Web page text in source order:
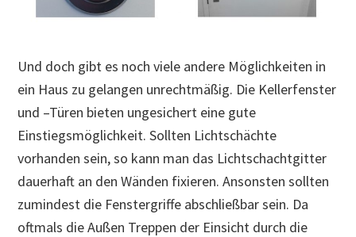
Und doch gibt es noch viele andere Möglichkeiten in
ein Haus zu gelangen unrechtmäßig. Die Kellerfenster
und –Türen bieten ungesichert eine gute
Einstiegsmöglichkeit. Sollten Lichtschächte
vorhanden sein, so kann man das Lichtschachtgitter
dauerhaft an den Wänden fixieren. Ansonsten sollten
zumindest die Fenstergriffe abschließbar sein. Da
oftmals die Außen Treppen der Einsicht durch die